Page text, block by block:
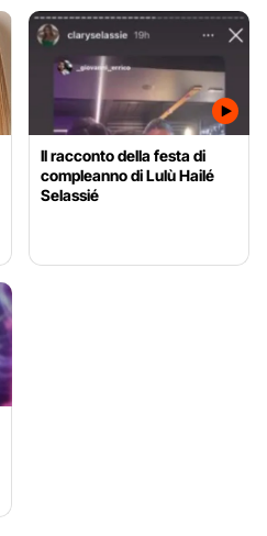
Il racconto della festa di
compleanno di Lulù Hailé
Selassié